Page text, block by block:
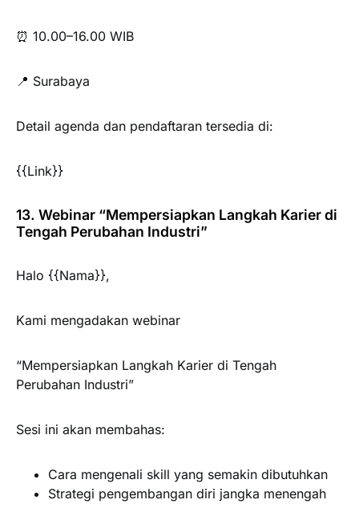
⏰ 10.00–16.00 WIB
📍 Surabaya
Detail agenda dan pendaftaran tersedia di:
{{Link}}
13. Webinar “Mempersiapkan Langkah Karier di
Tengah Perubahan Industri”
Halo {{Nama}},
Kami mengadakan webinar
“Mempersiapkan Langkah Karier di Tengah
Perubahan Industri”
Sesi ini akan membahas:
Cara mengenali skill yang semakin dibutuhkan
Strategi pengembangan diri jangka menengah